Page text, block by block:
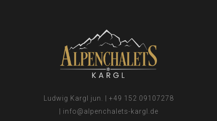
Ludwig Kargl jun. | +49 152 09107278
| info@alpenchalets-kargl.de